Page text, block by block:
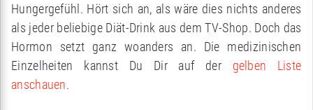
Hungergefühl. Hört sich an, als wäre dies nichts anderes
als jeder beliebige Diät-Drink aus dem TV-Shop. Doch das
Hormon setzt ganz woanders an. Die medizinischen
Einzelheiten kannst Du Dir auf der gelben Liste
anschauen.